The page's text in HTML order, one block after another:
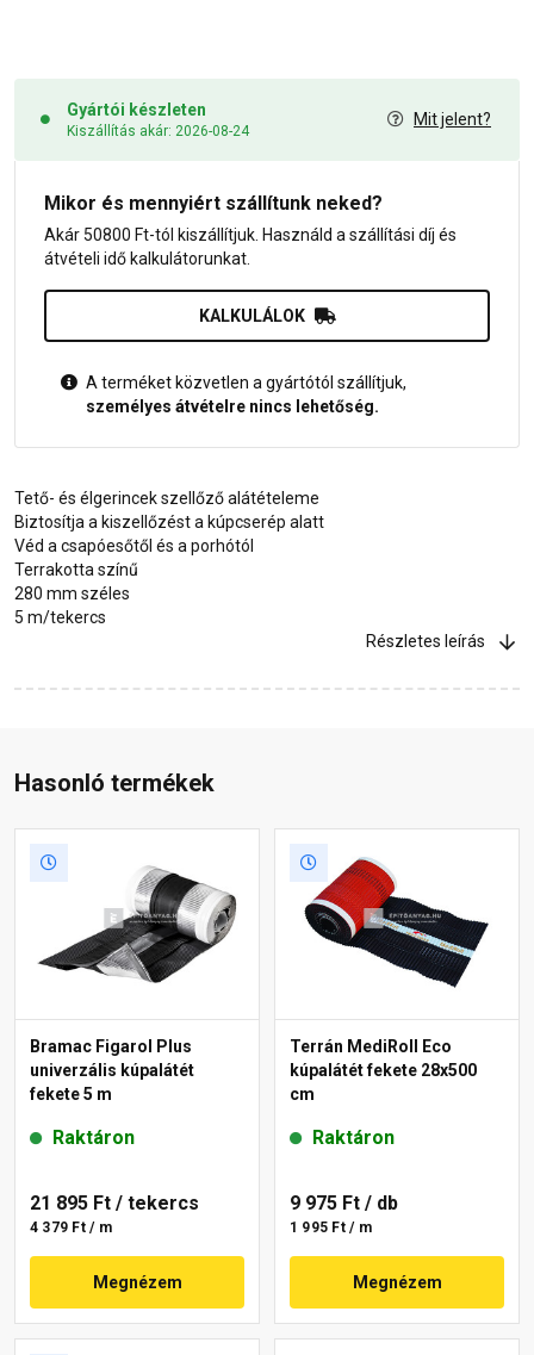
Gyártói készleten
Kiszállítás akár: 2026-08-24
Mit jelent?
Mikor és mennyiért szállítunk neked?
Akár 50800 Ft-tól kiszállítjuk. Használd a szállítási díj és
átvételi idő kalkulátorunkat.
KALKULÁLOK
A terméket közvetlen a gyártótól szállítjuk,
személyes átvételre nincs lehetőség.
Tető- és élgerincek szellőző alátételeme
Biztosítja a kiszellőzést a kúpcserép alatt
Véd a csapóesőtől és a porhótól
Terrakotta színű
280 mm széles
5 m/tekercs
Részletes leírás
Hasonló termékek
Bramac Figarol Plus
univerzális kúpalátét
fekete 5 m
Raktáron
21 895 Ft / tekercs
4 379 Ft / m
Megnézem
Terrán MediRoll Eco
kúpalátét fekete 28x500
cm
Raktáron
9 975 Ft / db
1 995 Ft / m
Megnézem